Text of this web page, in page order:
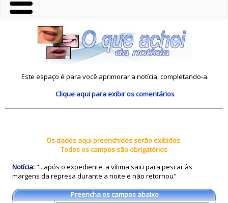
Este espaço é para você aprimorar a notícia, completando-a.
Clique aquipara exibir os comentários
Os dados aqui preenchidos serão exibidos.
Todos os campos são obrigatórios
Notícia: "...após o expediente, a vítima saiu para pescar às
margens da represa durante a noite e não retornou"
Preencha os campos abaixo